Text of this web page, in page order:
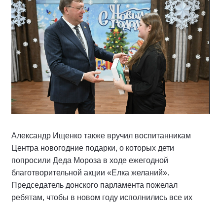
Александр Ищенко также вручил воспитанникам
Центра новогодние подарки, о которых дети
попросили Деда Мороза в ходе ежегодной
благотворительной акции «Елка желаний».
Председатель донского парламента пожелал
ребятам, чтобы в новом году исполнились все их